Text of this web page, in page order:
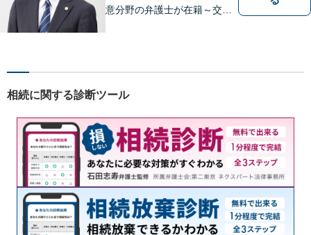
意分野の弁護士が在籍～交通
相続に関する診断ツール